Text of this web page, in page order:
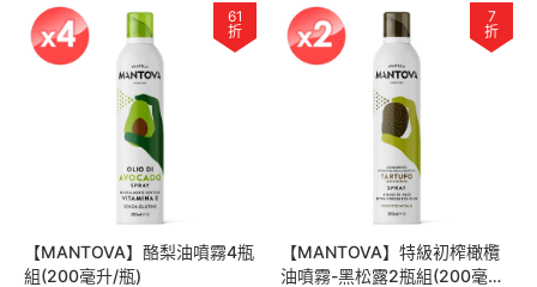
61
折
【MANTOVA】酪梨油噴霧4瓶
組(200毫升/瓶)
7
折
【MANTOVA】特級初榨橄欖
油噴霧-黑松露2瓶組(200毫升/